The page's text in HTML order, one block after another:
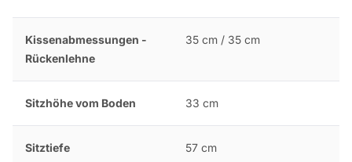
Kissenabmessungen -
Rückenlehne
35 cm / 35 cm
Sitzhöhe vom Boden 33 cm
Sitztiefe 57 cm